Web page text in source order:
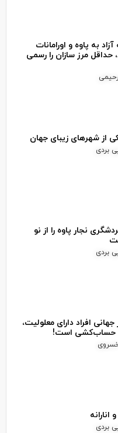
به پاوه و اورامانات
حداقل مرز سازان را رسمی
از شهرهای زیبای جهان
بردی
نجار پاوه را از نو
بردی
جهانی افراد دارای معلولیت،
حساب‌کشی است!
بردی